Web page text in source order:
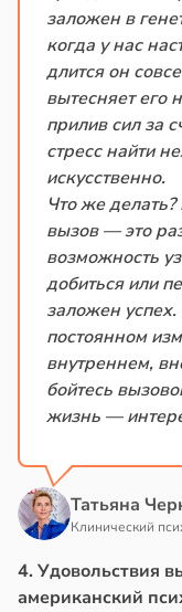
заложен в
когда у нас
длится он
вытесняет его
прилив сил за
стресс найти
искусственно.
Что же
вызов — это
возможность
добиться или
заложен успех.
постоянном
внутреннем,
бойтесь
жизнь —
Татьяна
Клинический
4. Удовольствия
американский